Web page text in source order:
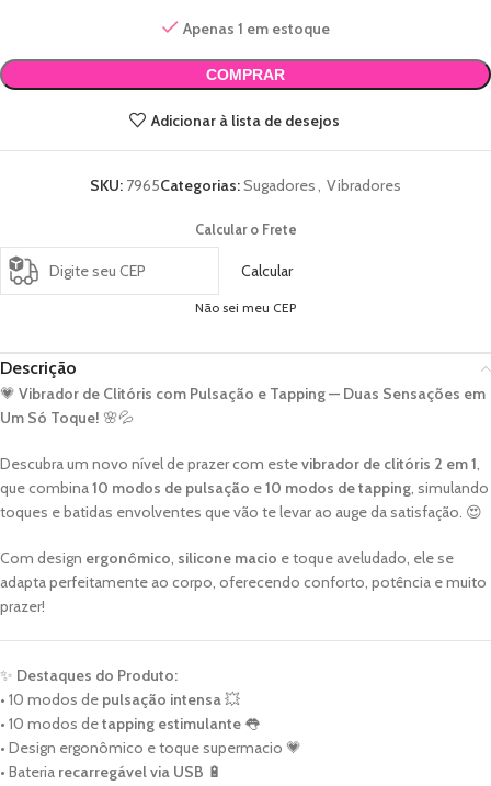
Apenas 1 em estoque
COMPRAR
Adicionar à lista de desejos
SKU: 7965Categorias:Sugadores, Vibradores
Calcular o Frete
Calcular
Não sei meu CEP
Descrição
💗 Vibrador de Clitóris com Pulsação e Tapping — Duas Sensações em
Um Só Toque! 🌸💦
Descubra um novo nível de prazer com estevibrador de clitóris 2 em 1
que combina10 modos de pulsação e10 modos de tapping , simulando
toques e batidas envolventes que vão te levar ao auge da satisfação. 😍
Com design ergonômico silicone macio e toque aveludado, ele se
adapta perfeitamente ao corpo, oferecendo conforto, potência e muito
prazer!
✨ Destaques do Produto:
• 10 modos de pulsação intensa 💥
• 10 modos detapping estimulante 👅
• Design ergonômico e toque supermacio 💗
• Bateria recarregável via USB 🔋